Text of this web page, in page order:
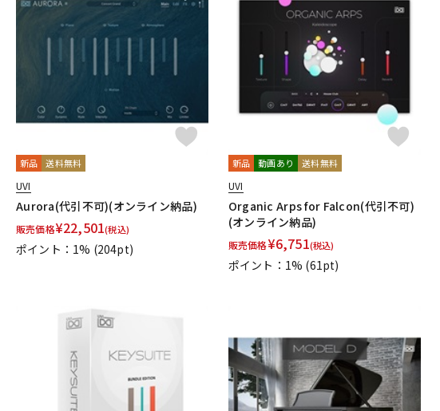
DJ機器
中古 ヴィンテージ
新品 送料無料
UVI
Aurora(代引不可)(オンライン納品)
販売価格¥22,501(税込)
ポイント：1% (204pt)
新品 動画あり 送料無料
UVI
Organic Arps for Falcon(代引不可)
(オンライン納品)
販売価格¥6,751(税込)
ポイント：1% (61pt)